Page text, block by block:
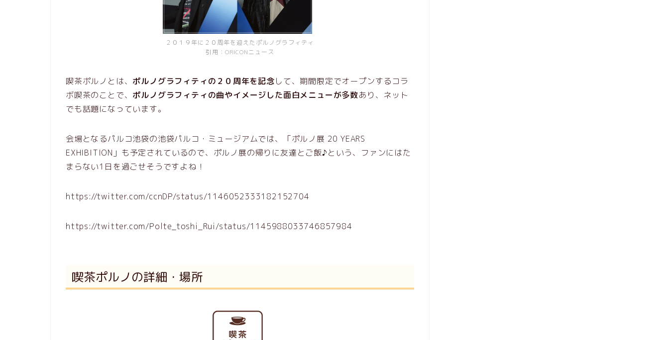
２０１９年に２０周年を迎えたポルノグラフィティ
引用：ORICONニュース
喫茶ポルノとは、 ポルノグラフィティの２０周年を記念して、期間限定でオープンするコラ
ボ喫茶のことで、 ポルノグラフィティの曲やイメージした面白メニューが多数あり、ネット
でも話題になっています。
会場となるパルコ池袋の池袋パルコ・ミュージアムでは、「ポルノ展 20 YEARS
EXHIBITION」も予定されているので、ポルノ展の帰りに友達とご飯♪という、ファンにはた
まらない1日を過ごせそうですよね！
https://twitter.com/ccnDP/status/1146052333182152704
https://twitter.com/Polte_toshi_Rui/status/1145988033746857984
喫茶ポルノの詳細・場所